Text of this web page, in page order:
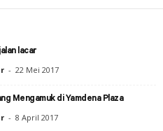
lacar
- 22 Mei 2017
Mengamuk di Yamdena Plaza
- 8 April 2017